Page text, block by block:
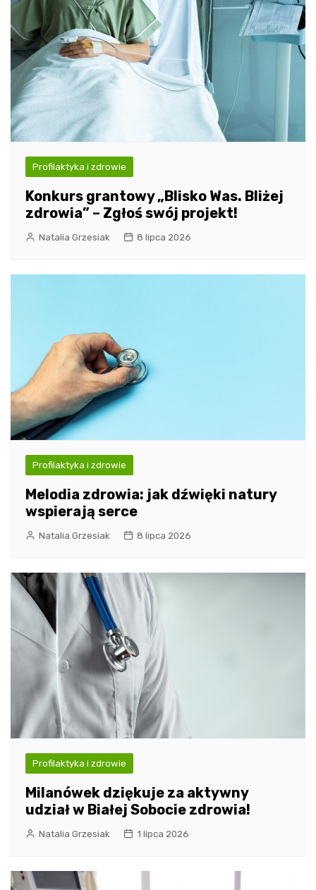
Profilaktyka i zdrowie
Konkurs grantowy „Blisko Was. Bliżej
zdrowia” – Zgłoś swój projekt!
Natalia Grzesiak 8 lipca 2026
Profilaktyka i zdrowie
Melodia zdrowia: jak dźwięki natury
wspierają serce
Natalia Grzesiak 8 lipca 2026
Profilaktyka i zdrowie
Milanówek dziękuje za aktywny
udział w Białej Sobocie zdrowia!
Natalia Grzesiak 1 lipca 2026